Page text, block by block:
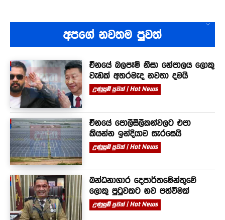
අපගේ නවතම පුවත්
චීනයේ බලපෑම් නිසා නේපාලය ලොකු
වැඩක් අතරමැද නවතා දමයි
උණුසුම් පුවත් | Hot News
චීනයේ පොලිසිලිකන්වලට එපා
කියන්න ඉන්දියාව සැරසෙයි
උණුසුම් පුවත් | Hot News
බන්ධනාගාර දෙපාර්තමේන්තුවේ
ලොකු පුටුවකට නව පත්වීමක්
උණුසුම් පුවත් | Hot News